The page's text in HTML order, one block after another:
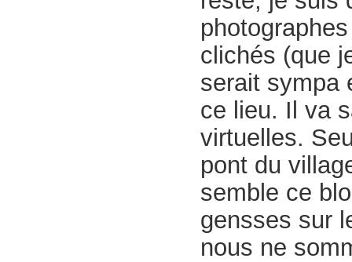
clichés (que
serait sympa
ce lieu. Il va
virtuelles.
pont du
semble ce
gensses sur
nous ne